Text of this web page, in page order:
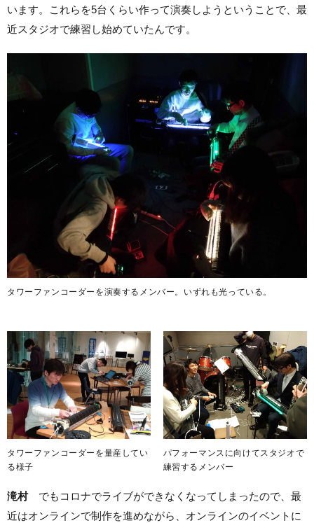
います。これらを5台くらい作って演奏しようということで、最
近スタジオで練習し始めていたんです。
タワーファンコーダーを演奏するメンバー。いずれも光っている。
タワーファンコーダーを量産してい
る様子
パフォーマンスに向けてスタジオで
練習するメンバー
滝村でもコロナでライブができなくなってしまったので、最
近はオンラインで制作を進めながら、オンラインのイベントに